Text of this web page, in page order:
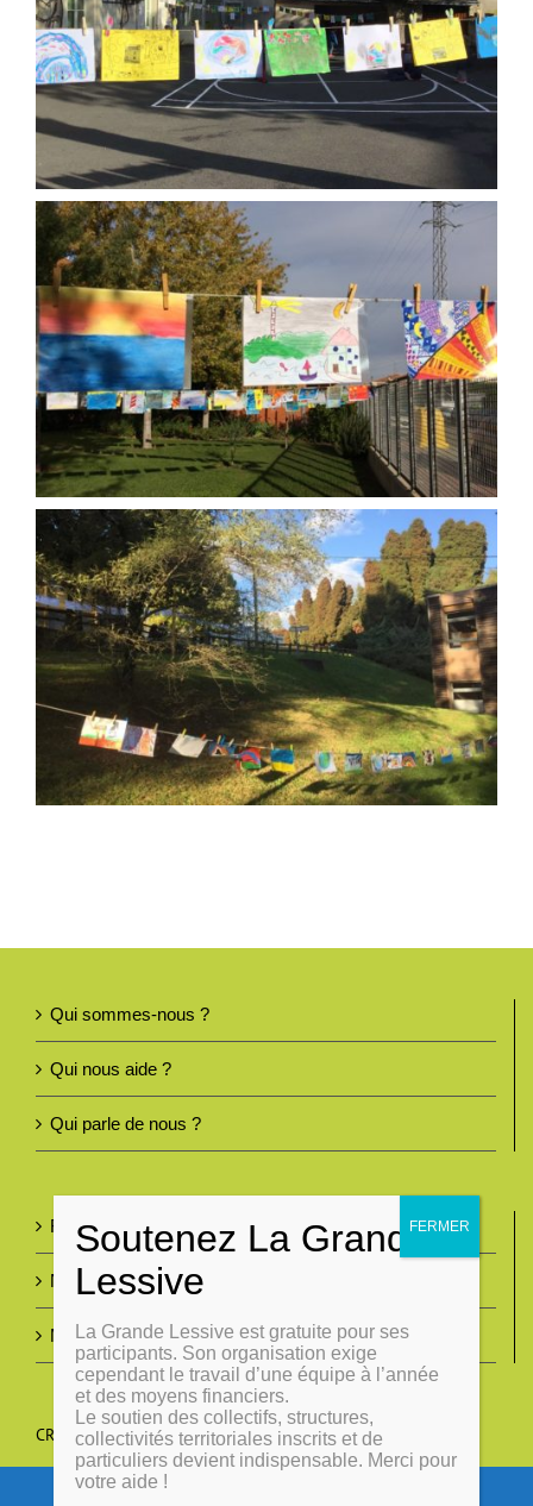
Qui sommes-nous ?
Qui nous aide ?
Qui parle de nous ?
Foire aux questions
Nous contacter
Mentions légales
CRÉONS DU LIEN
La Grande Lessive est gratuite pour ses
participants. Son organisation exige
cependant le travail d’une équipe à l’année
et des moyens financiers.
Le soutien des collectifs, structures,
collectivités territoriales inscrits et de
particuliers devient indispensable. Merci pour
votre aide !